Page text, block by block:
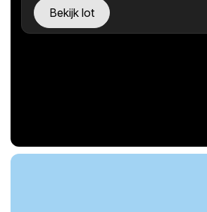
Bekijk lot